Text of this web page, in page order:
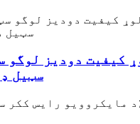
کیفیت دودیز لوگو
سټیل